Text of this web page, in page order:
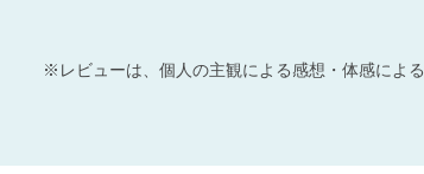
※レビューは、個人の主観による感想・体感によ